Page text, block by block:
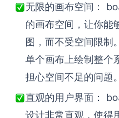
无限的画布空间：
b
的画布空间，让你能
图，而不受空间限制
单个画布上绘制整个
担心空间不足的问题。
直观的用户界面：
b
设计非常直观，使得